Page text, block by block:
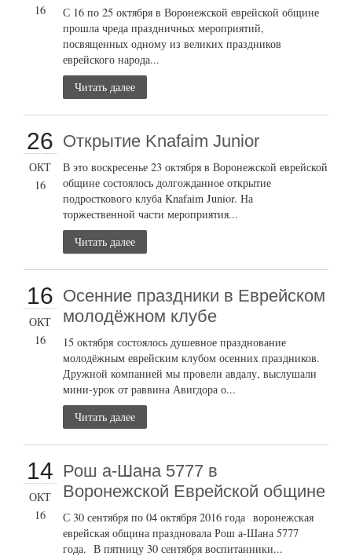
16
С 16 по 25 октября в Воронежской еврейской общине
прошла чреда праздничных мероприятий,
посвященных одному из великих праздников
еврейского народа...
Читать далее
26
ОКТ
16
Открытие Knafaim Junior
В это воскресенье 23 октября в Воронежской еврейской
общине состоялось долгожданное открытие
подросткового клуба Knafaim Junior. На
торжественной части мероприятия...
Читать далее
16
ОКТ
16
Осенние праздники в Еврейском
молодёжном клубе
15 октября состоялось душевное празднование
молодёжным еврейским клубом осенних праздников.
Дружной компанией мы провели авдалу, выслушали
мини-урок от раввина Авигдора о...
Читать далее
14
ОКТ
16
Рош а-Шана 5777 в
Воронежской Еврейской общине
С 30 сентября по 04 октября 2016 года воронежская
еврейская община праздновала Рош а-Шана 5777
года. В пятницу 30 сентября воспитанники...